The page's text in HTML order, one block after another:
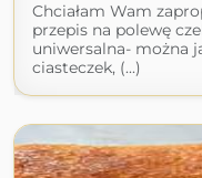
Chciałam Wam
przepis na polewę
uniwersalna- można
ciasteczek, (...)